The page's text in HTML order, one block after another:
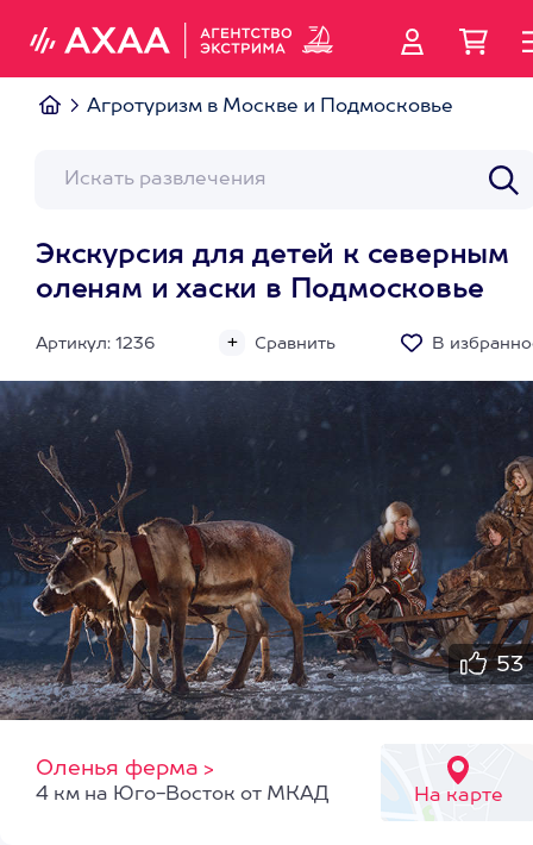
Агротуризм в Москве и Подмосковье
Экскурсия для детей к северным
оленям и хаски в Подмосковье
Артикул: 1236 Сравнить В
53
Оленья ферма >
На карте
4 км на Юго-Восток от МКАД